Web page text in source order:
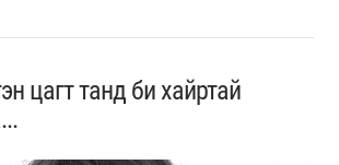
цагт танд би хайртай